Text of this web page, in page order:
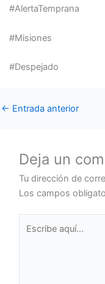
#AlertaTemprana
#Misiones
#Despejado
← Entrada anterior
Deja un
Tu dirección de
Los campos
aquí...